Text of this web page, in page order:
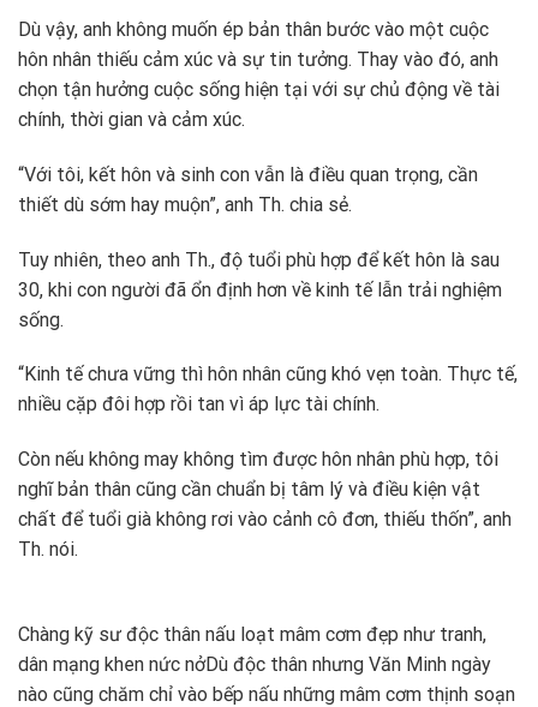
Dù vậy, anh không muốn ép bản thân bước vào một cuộc
hôn nhân thiếu cảm xúc và sự tin tưởng. Thay vào đó, anh
chọn tận hưởng cuộc sống hiện tại với sự chủ động về tài
chính, thời gian và cảm xúc.
“Với tôi, kết hôn và sinh con vẫn là điều quan trọng, cần
thiết dù sớm hay muộn”, anh Th. chia sẻ.
Tuy nhiên, theo anh Th., độ tuổi phù hợp để kết hôn là sau
30, khi con người đã ổn định hơn về kinh tế lẫn trải nghiệm
sống.
“Kinh tế chưa vững thì hôn nhân cũng khó vẹn toàn. Thực tế,
nhiều cặp đôi hợp rồi tan vì áp lực tài chính.
Còn nếu không may không tìm được hôn nhân phù hợp, tôi
nghĩ bản thân cũng cần chuẩn bị tâm lý và điều kiện vật
chất để tuổi già không rơi vào cảnh cô đơn, thiếu thốn”, anh
Th. nói.
Chàng kỹ sư độc thân nấu loạt mâm cơm đẹp như tranh,
dân mạng khen nức nởDù độc thân nhưng Văn Minh ngày
nào cũng chăm chỉ vào bếp nấu những mâm cơm thịnh soạn